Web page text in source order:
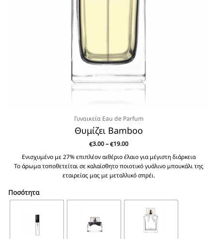
Γυναικεία Eau de Parfum
Θυμίζει Bamboo
€3.00 – €19.00Price
€3.00
through
€19.00
Ενισχυμένο με 27% επιπλέον αιθέριο έλαιο για μέγιστη διάρκεια
Το άρωμα τοποθετείται σε καλαίσθητο ποιοτικό γυάλινο μπουκάλι της
εταιρείας μας με μεταλλικό σπρέι.
Ποσότητα